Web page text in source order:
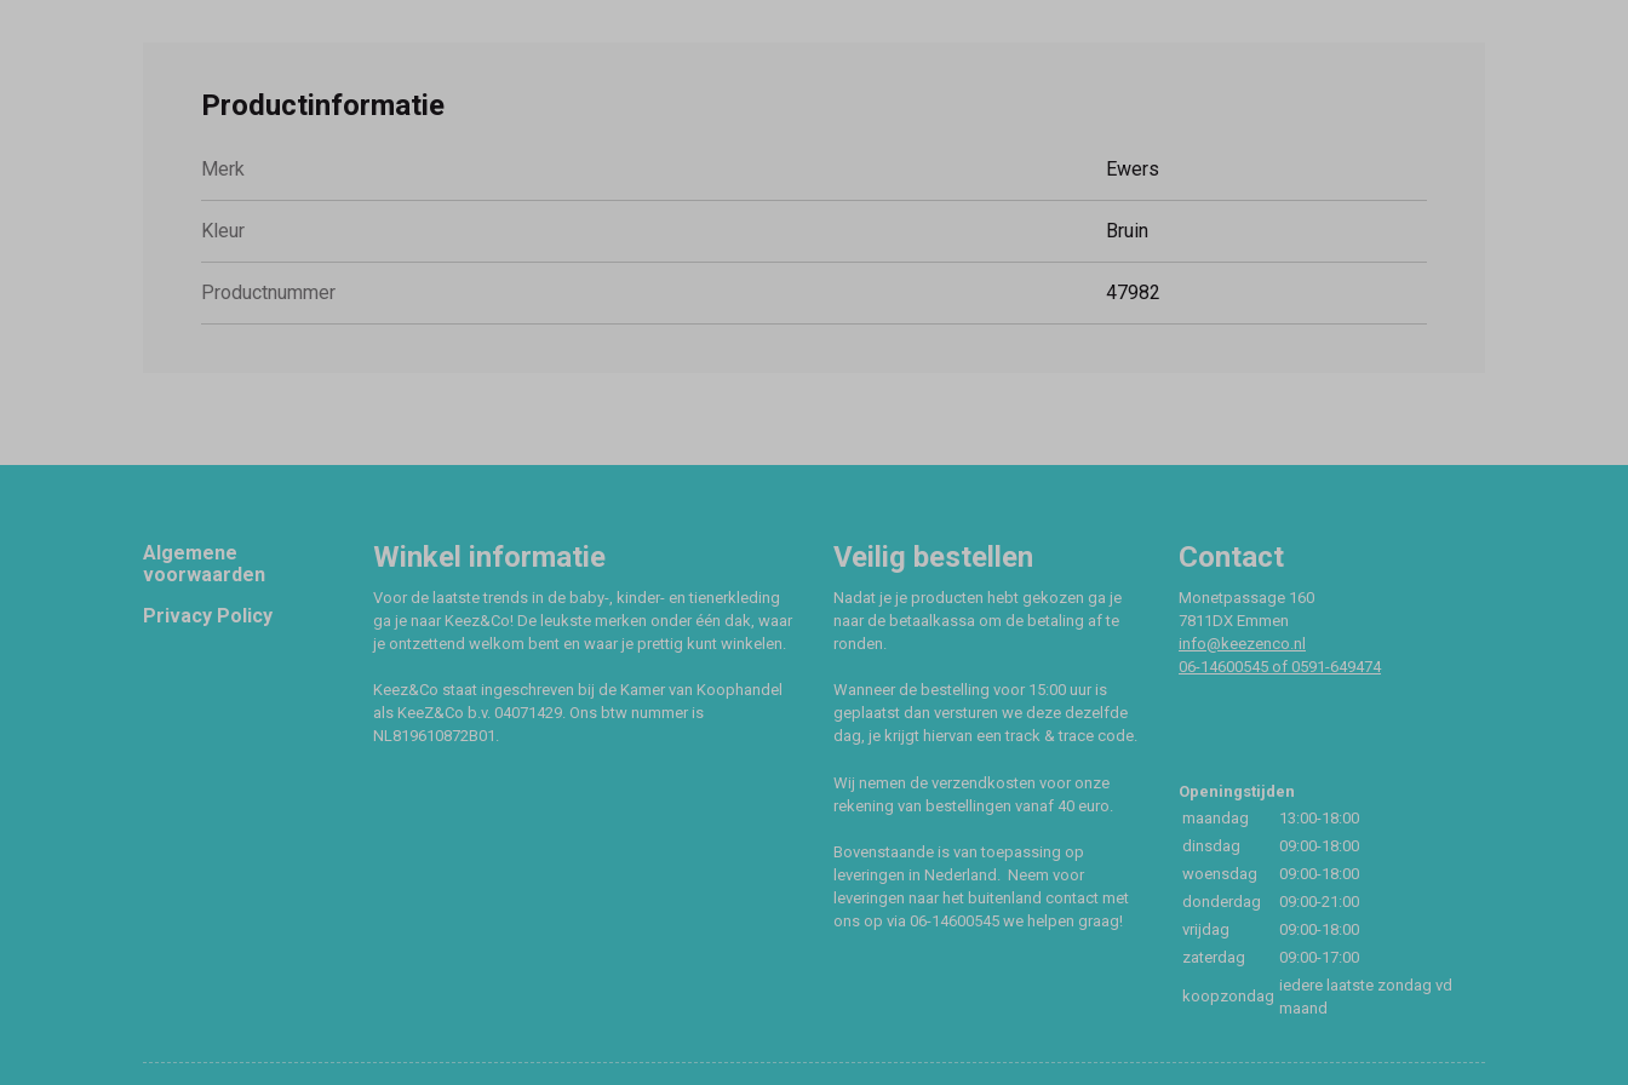
Productinformatie
Merk Ewers
Kleur Bruin
Productnummer 47982
Footer
Algemene
voorwaarden
Privacy Policy
Winkel informatie
Voor de laatste trends in de baby-, kinder- en tienerkleding
ga je naar Keez&Co! De leukste merken onder één dak, waar
je ontzettend welkom bent en waar je prettig kunt winkelen.
Keez&Co staat ingeschreven bij de Kamer van Koophandel
als KeeZ&Co b.v. 04071429. Ons btw nummer is
NL819610872B01.
Veilig bestellen
Nadat je je producten hebt gekozen ga je
naar de betaalkassa om de betaling af te
ronden.
Wanneer de bestelling voor 15:00 uur is
geplaatst dan versturen we deze dezelfde
dag, je krijgt hiervan een track & trace code.
Wij nemen de verzendkosten voor onze
rekening van bestellingen vanaf 40 euro.
Bovenstaande is van toepassing op
leveringen in Nederland. Neem voor
leveringen naar het buitenland contact met
ons op via 06-14600545 we helpen graag!
Contact
Monetpassage 160
7811DX Emmen
info@keezenco.nl
06-14600545 of 0591-649474
Openingstijden
maandag
13:00-18:00
dinsdag
09:00-18:00
woensdag
09:00-18:00
donderdag
09:00-21:00
vrijdag
09:00-18:00
zaterdag
09:00-17:00
koopzondag
iedere laatste zondag vd
maand